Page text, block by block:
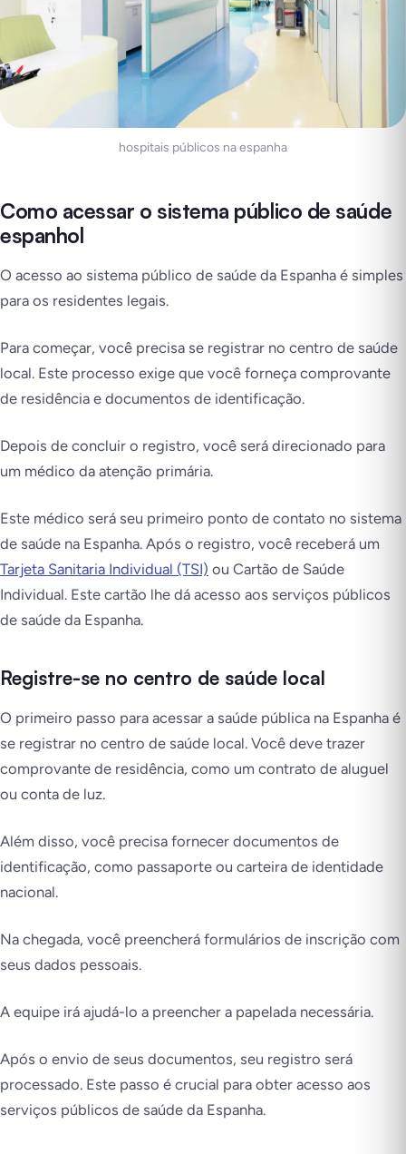
hospitais públicos na espanha
Como acessar o sistema público de saúde
espanhol
O acesso ao sistema público de saúde da Espanha é simples
para os residentes legais.
Para começar, você precisa se registrar no centro de saúde
local. Este processo exige que você forneça comprovante
de residência e documentos de identificação.
Depois de concluir o registro, você será direcionado para
um médico da atenção primária.
Este médico será seu primeiro ponto de contato no sistema
de saúde na Espanha. Após o registro, você receberá um
Tarjeta Sanitaria Individual (TSI) ou Cartão de Saúde
Individual. Este cartão lhe dá acesso aos serviços públicos
de saúde da Espanha.
Registre-se no centro de saúde local
O primeiro passo para acessar a saúde pública na Espanha é
se registrar no centro de saúde local. Você deve trazer
comprovante de residência, como um contrato de aluguel
ou conta de luz.
Além disso, você precisa fornecer documentos de
identificação, como passaporte ou carteira de identidade
nacional.
Na chegada, você preencherá formulários de inscrição com
seus dados pessoais.
A equipe irá ajudá-lo a preencher a papelada necessária.
Após o envio de seus documentos, seu registro será
processado. Este passo é crucial para obter acesso aos
serviços públicos de saúde da Espanha.